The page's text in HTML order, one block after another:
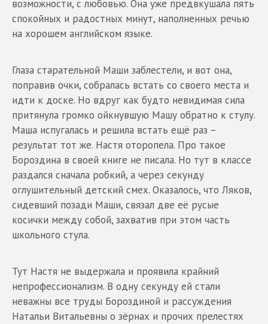
возможности, с любовью. Она уже предвкушала пять
спокойных и радостных минут, наполненных речью
на хорошем английском языке.
Глаза старательной Маши заблестели, и вот она,
поправив очки, собралась встать со своего места и
идти к доске. Но вдруг как будто невидимая сила
притянула громко ойкнувшую Машу обратно к стулу.
Маша испугалась и решила встать ещё раз –
результат тот же. Настя оторопела. Про такое
Бороздина в своей книге не писала. Но тут в классе
раздался сначала робкий, а через секунду
оглушительный детский смех. Оказалось, что Ляков,
сидевший позади Маши, связал две её русые
косички между собой, захватив при этом часть
школьного стула.
Тут Настя не выдержала и проявила крайний
непрофессионализм. В одну секунду ей стали
неважны все труды Бороздиной и рассуждения
Натальи Витальевны о зёрнах и прочих прелестях